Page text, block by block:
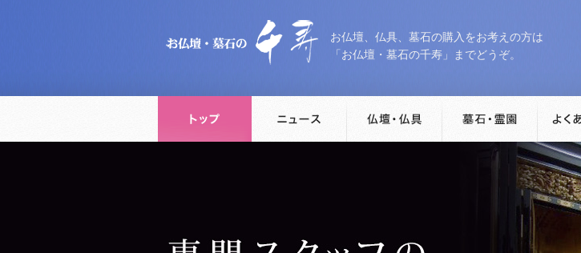
お仏壇、仏具、墓石の購入をお考えの方は
「お仏壇・墓石の千寿」までどうぞ。